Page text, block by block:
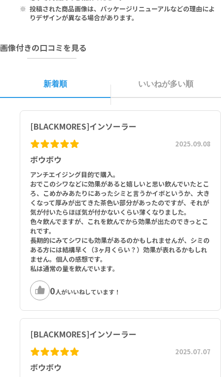
30℃以下の直射日光の当たらない涼しい場所に保管してください。
手術を受ける際、その2週間前までに使用を中止する必要がある製品
投稿された商品画像は、パッケージリニューアルなどの理由によ
りデザインが異なる場合があります。
画像付きの口コミを見る
新着順 いいねが多い順
[BLACKMORES]インソーラー
ボウボウ
2025.09.08
アンチエイジング目的で購入。
おでこのシワなどに効果があると嬉しいと思い飲んでいたとこ
ろ、こめかみあたりにあったシミと言うかイボというか、大き
くなって厚みが出てきた茶色い部分があったのですが、それが
気が付いたらほぼ気が付かないくらい薄くなりました。
色々飲んでますが、これを飲んでから効果が出たのできっとこ
れです。
長期的にみてシワにも効果があるのかもしれませんが、シミの
ある方には結構早く（3ヶ月くらい？）効果が表れるかもしれ
ません。個人の感想です。
私は通常の量を飲んでいます。
0人がいいねしています！
[BLACKMORES]インソーラー
ボウボウ
2025.07.07